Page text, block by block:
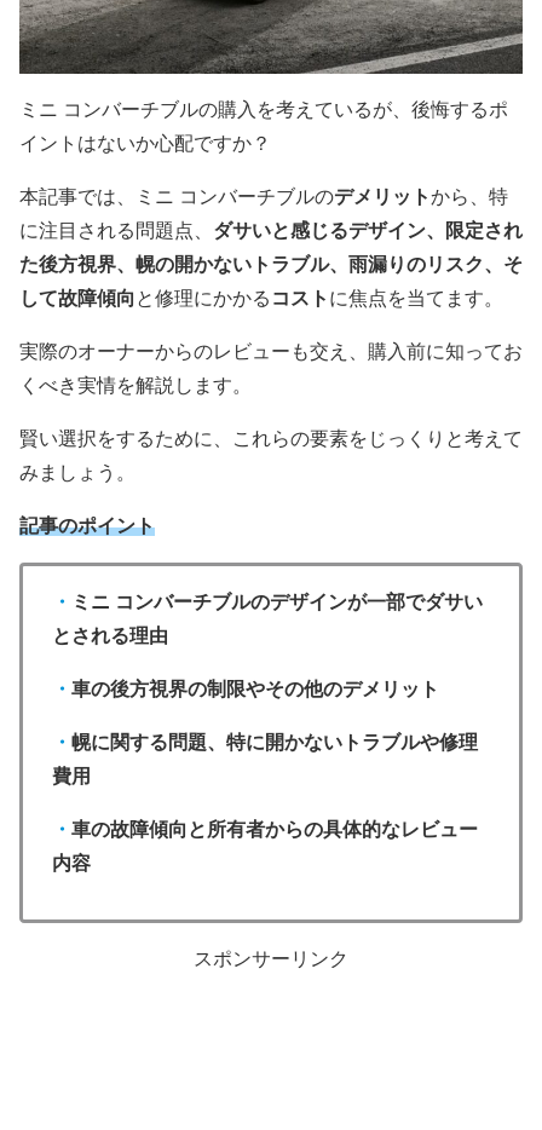
ミニ コンバーチブルの購入を考えているが、後悔するポ
イントはないか心配ですか？
本記事では、ミニ コンバーチブルのデメリットから、特
に注目される問題点、 ダサいと感じるデザイン、限定され
た後方視界、幌の開かないトラブル、雨漏りのリスク、そ
して故障傾向 と修理にかかる コスト に焦点を当てます。
実際のオーナーからのレビューも交え、購入前に知ってお
くべき実情を解説します。
賢い選択をするために、これらの要素をじっくりと考えて
みましょう。
記事のポイント
・ ミニ コンバーチブルのデザインが一部でダサい
とされる理由
・ 車の後方視界の制限やその他のデメリット
・ 幌に関する問題、特に開かないトラブルや修理
費用
・ 車の故障傾向と所有者からの具体的なレビュー
内容
スポンサーリンク